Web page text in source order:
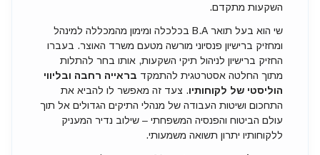
השקעות מתקדם.
שי הוא בעל תואר B.A בכלכלה ומימון מהמכללה למינהל
ומחזיק ברישיון פנסיוני מורשה מטעם משרד האוצר. בעברו
החזיק ברישיון לניהול תיקי השקעות, אותו בחר להתלות
מתוך החלטה אסטרטגית להתמקד בראייה רחבה ובליווי
הוליסטי של לקוחותיו. צעד זה מאפשר לו להביא את
התחכום ושיטות העבודה של מנהלי התיקים הגדולים אל תוך
עולם הביטוח והפנסיה המשפחתי – שילוב נדיר המעניק
ללקוחותיו יתרון תשואה משמעותי.